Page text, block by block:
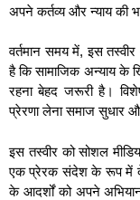
अपने कर्तव्य और न्याय की
वर्तमान समय में, इस
है कि सामाजिक अन्याय के
रहना बेहद जरूरी है।
प्रेरणा लेना समाज सुधार
इस तस्वीर को सोशल
एक प्रेरक संदेश के रूप में देख
के आदर्शों को अपने